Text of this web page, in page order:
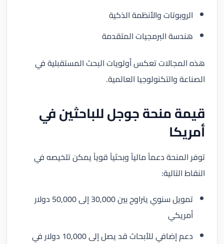
الروبوتات والأنظمة الذكية
هندسة البرمجيات المتقدمة
هذه المجالات تعكس أولويات البحث المستقبلية في
الصناعة والتكنولوجيا العالمية.
قيمة منحة جوجل للباحثين في
أمريكا
توفر المنحة دعماً مالياً وبحثياً قوياً يمكن تلخيصه في
النقاط التالية:
تمويل سنوي يتراوح بين 30,000 إلى 50,000 دولار
أمريكي
دعم إضافي للأبحاث قد يصل إلى 10,000 دولار في